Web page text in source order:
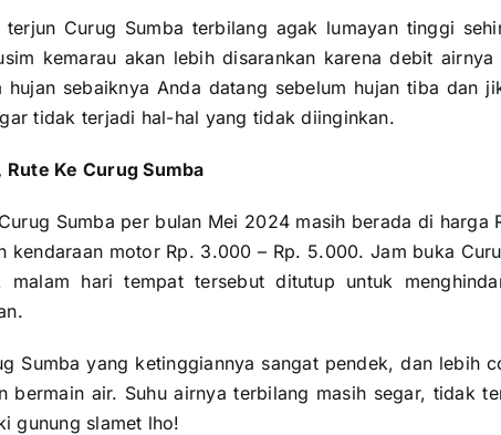
terjun Curug Sumba terbilang agak lumayan tinggi
kemarau akan lebih disarankan karena debit
hujan sebaiknya Anda datang sebelum hujan tiba dan
tidak terjadi hal-hal yang tidak diinginkan.
Ke Curug Sumba
Sumba per bulan Mei 2024 masih berada di harga
kendaraan motor Rp. 3.000 – Rp. 5.000. Jam buka
malam hari tempat tersebut ditutup untuk
Sumba yang ketinggiannya sangat pendek, dan lebih
bermain air. Suhu airnya terbilang masih segar, tidak
gunung slamet lho!